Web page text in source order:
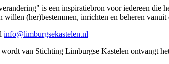
is een inspiratiebron voor iedereen die
willen (her)bestemmen, inrichten en beheren
info@limburgsekastelen.nl
van Stichting Limburgse Kastelen ontvangt